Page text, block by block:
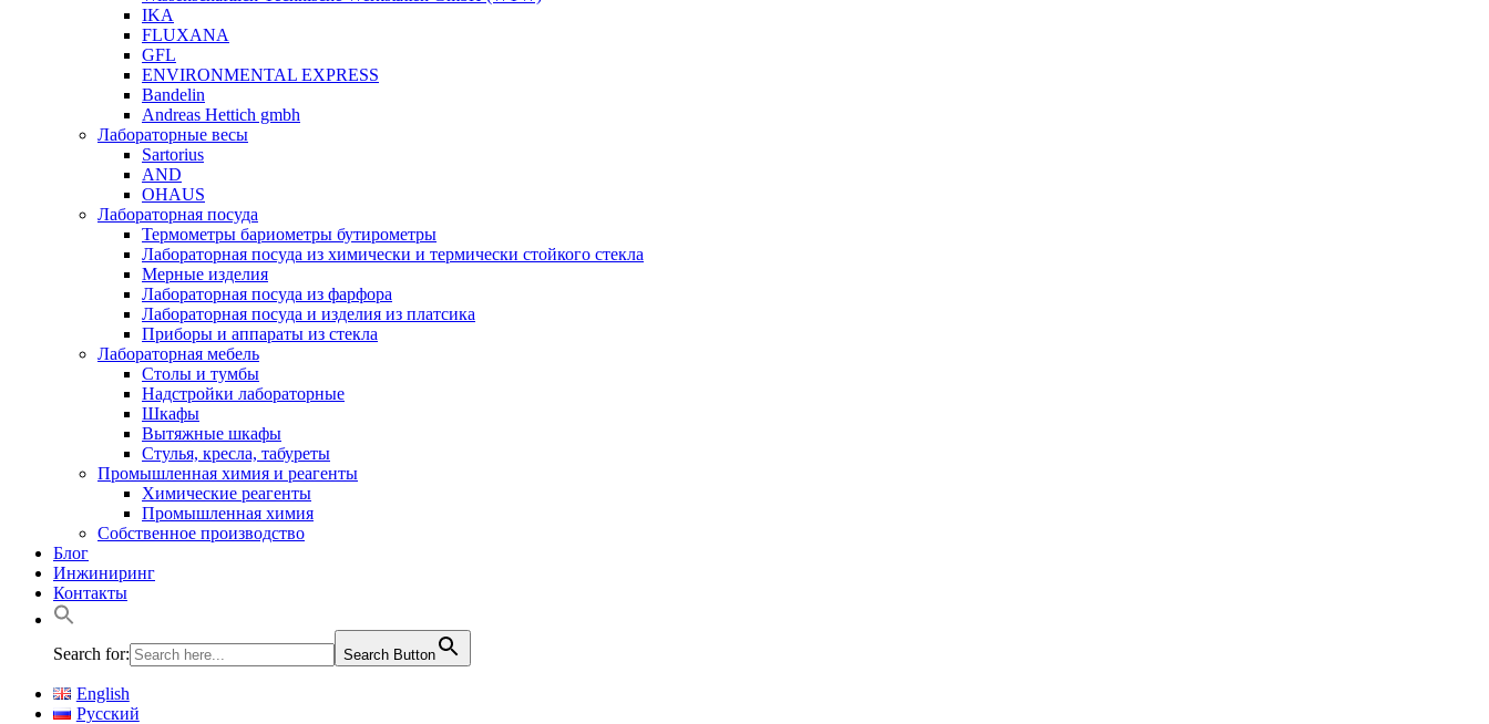
IKA
FLUXANA
GFL
ENVIRONMENTAL EXPRESS
Bandelin
Andreas Hettich gmbh
Лабораторные весы
Sartorius
AND
OHAUS
Лабораторная посуда
Термометры бариометры бутирометры
Лабораторная посуда из химически и термически стойкого стекла
Мерные изделия
Лабораторная посуда из фарфора
Лабораторная посуда и изделия из платсика
Приборы и аппараты из стекла
Лабораторная мебель
Столы и тумбы
Надстройки лабораторные
Шкафы
Вытяжные шкафы
Стулья, кресла, табуреты
Промышленная химия и реагенты
Химические реагенты
Промышленная химия
Собственное производство
Блог
Инжиниринг
Контакты
Search for: Search Button
English
Русский